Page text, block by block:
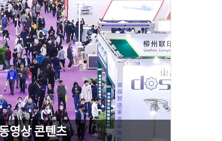
영상 콘텐츠